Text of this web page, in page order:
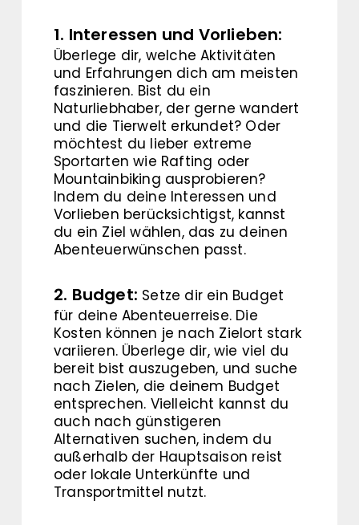
1. Interessen und Vorlieben:
Überlege dir, welche Aktivitäten
und Erfahrungen dich am meisten
faszinieren. Bist du ein
Naturliebhaber, der gerne wandert
und die Tierwelt erkundet? Oder
möchtest du lieber extreme
Sportarten wie Rafting oder
Mountainbiking ausprobieren?
Indem du deine Interessen und
Vorlieben berücksichtigst, kannst
du ein Ziel wählen, das zu deinen
Abenteuerwünschen passt.
2. Budget: Setze dir ein Budget
für deine Abenteuerreise. Die
Kosten können je nach Zielort stark
variieren. Überlege dir, wie viel du
bereit bist auszugeben, und suche
nach Zielen, die deinem Budget
entsprechen. Vielleicht kannst du
auch nach günstigeren
Alternativen suchen, indem du
außerhalb der Hauptsaison reist
oder lokale Unterkünfte und
Transportmittel nutzt.